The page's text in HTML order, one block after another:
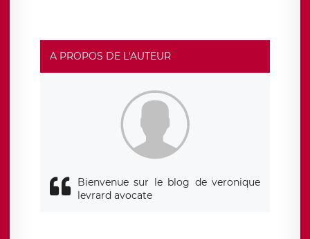
rue Léopold Sédar Senghor, joignable à l’adresse mail :
responsabledetraitement@legavox.fr. Vous avez
également le droit d’introduire une réclamation auprès
d’une autorité de contrôle.
A PROPOS DE L'AUTEUR
Bienvenue sur le blog de veronique
levrard avocate